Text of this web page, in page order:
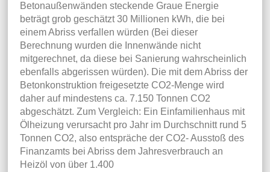
Betonaußenwänden steckende Graue Energie
beträgt grob geschätzt 30 Millionen kWh, die bei
einem Abriss verfallen würden (Bei dieser
Berechnung wurden die Innenwände nicht
mitgerechnet, da diese bei Sanierung wahrscheinlich
ebenfalls abgerissen würden). Die mit dem Abriss der
Betonkonstruktion freigesetzte CO2-Menge wird
daher auf mindestens ca. 7.150 Tonnen CO2
abgeschätzt. Zum Vergleich: Ein Einfamilienhaus mit
Ölheizung verursacht pro Jahr im Durchschnitt rund 5
Tonnen CO2, also entspräche der CO2- Ausstoß des
Finanzamts bei Abriss dem Jahresverbrauch an
Heizöl von über 1.400